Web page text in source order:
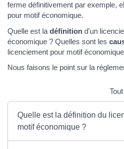
ferme définitivement par exemple,
pour motif économique.
Quelle est la définition d'un
économique ? Quelles sont les
licenciement pour motif
Nous faisons le point sur la
Quelle est la définition du
motif économique ?